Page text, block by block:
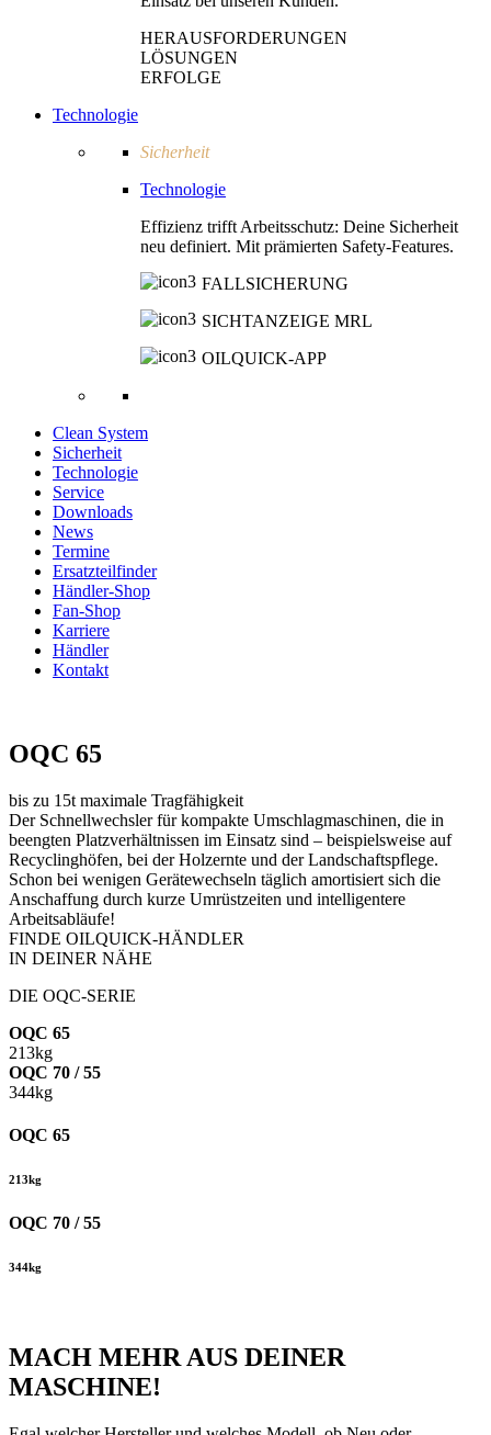
HERAUSFORDERUNGEN
LÖSUNGEN
ERFOLGE
Technologie
Sicherheit
Technologie
Effizienz trifft Arbeitsschutz: Deine Sicherheit
neu definiert. Mit prämierten Safety-Features.
FALLSICHERUNG
SICHTANZEIGE MRL
OILQUICK-APP
Clean System
Sicherheit
Technologie
Service
Downloads
News
Termine
Ersatzteilfinder
Händler-Shop
Fan-Shop
Karriere
Händler
Kontakt
OQC 65
bis zu 15t maximale Tragfähigkeit
Der Schnellwechsler für kompakte Umschlagmaschinen, die in
beengten Platzverhältnissen im Einsatz sind – beispielsweise auf
Recyclinghöfen, bei der Holzernte und der Landschaftspflege.
Schon bei wenigen Gerätewechseln täglich amortisiert sich die
Anschaffung durch kurze Umrüstzeiten und intelligentere
Arbeitsabläufe!
FINDE OILQUICK-HÄNDLER
IN DEINER NÄHE
DIE OQC-SERIE
OQC 65
213kg
OQC 70 / 55
344kg
OQC 65
213kg
OQC 70 / 55
344kg
MACH MEHR AUS DEINER
MASCHINE!